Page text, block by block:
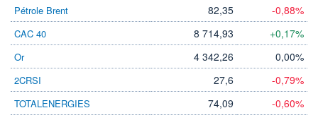
Pétrole Brent
82,35 -0,88%
CAC 40 8 714,93 +0,17%
Or 4 342,26 0,00%
2CRSI 27,6 -0,79%
TOTALENERGIES 74,09 -0,60%